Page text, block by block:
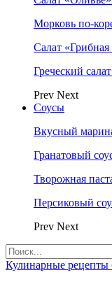
Морковь по-
Салат «Грибная
Греческий
Prev Next
Соусы
Вкусный
Гранатовый
Творожная
Персиковый
Prev Next
Кулинарные рецепты